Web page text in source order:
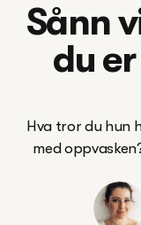
Sånn
du
Hva tror du hun
med